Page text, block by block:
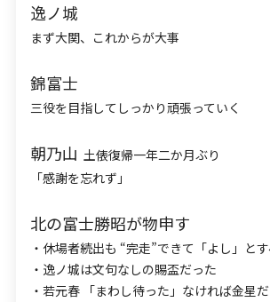
逸ノ城
まず大関、これからが大事
錦富士
三役を目指してしっかり頑張っていく
朝乃山 土俵復帰一年二か月ぶり
「感謝を忘れず」
北の富士勝昭が物申す
・休場者続出も “完走”できて「よし」と
・逸ノ城は文句なしの賜盃だった
・若元春 「まわし待った」なければ金星